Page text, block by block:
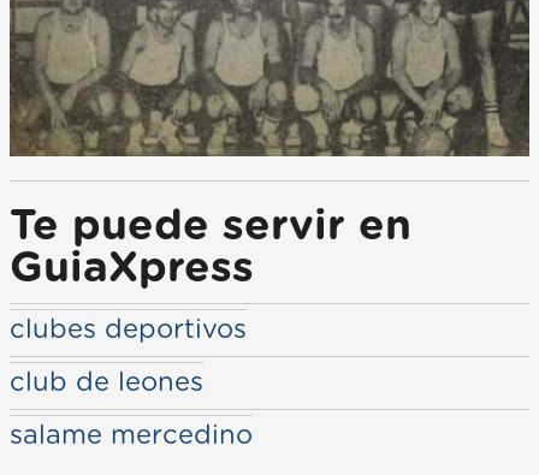
Te puede servir en
GuiaXpress
clubes deportivos
club de leones
salame mercedino